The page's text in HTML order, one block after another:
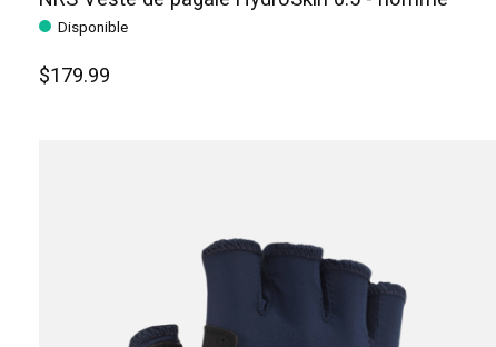
Disponible
$179.99